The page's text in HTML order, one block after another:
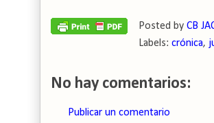
Posted by CB
Labels: crónica,
No hay comentarios:
Publicar un comentario